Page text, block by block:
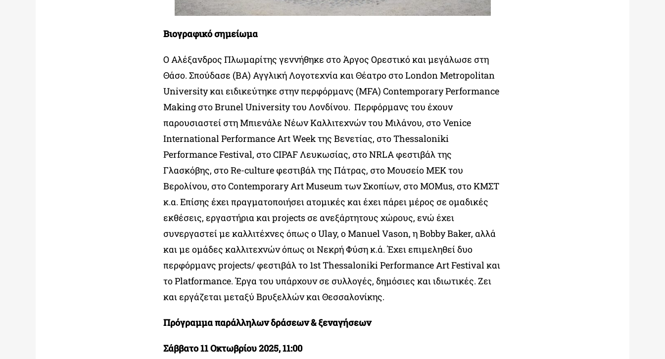
Βιογραφικό σημείωμα
Ο Αλέξανδρος Πλωμαρίτης γεννήθηκε στο Άργος Ορεστικό και μεγάλωσε στη
Θάσο. Σπούδασε (BA) Αγγλική Λογοτεχνία και Θέατρο στο London Metropolitan
University και ειδικεύτηκε στην περφόρμανς (MFA) Contemporary Performance
Making στο Brunel University του Λονδίνου. Περφόρμανς του έχουν
παρουσιαστεί στη Μπιενάλε Νέων Καλλιτεχνών του Μιλάνου, στο Venice
International Performance Art Week της Βενετίας, στο Thessaloniki
Performance Festival, στο CIPAF Λευκωσίας, στο NRLA φεστιβάλ της
Γλασκόβης, στο Re-culture φεστιβάλ της Πάτρας, στο Μουσείο ΜΕΚ του
Βερολίνου, στο Contemporary Art Museum των Σκοπίων, στο ΜΟΜus, στο ΚΜΣΤ
κ.α. Επίσης έχει πραγματοποιήσει ατομικές και έχει πάρει μέρος σε ομαδικές
εκθέσεις, εργαστήρια και projects σε ανεξάρτητους χώρους, ενώ έχει
συνεργαστεί με καλλιτέχνες όπως ο Ulay, ο Manuel Vason, η Bobby Baker, αλλά
και με ομάδες καλλιτεχνών όπως οι Νεκρή Φύση κ.ά. Έχει επιμεληθεί δυο
περφόρμανς projects/ φεστιβάλ το 1st Thessaloniki Performance Art Festival και
το Platformance. Έργα του υπάρχουν σε συλλογές, δημόσιες και ιδιωτικές. Ζει
και εργάζεται μεταξύ Βρυξελλών και Θεσσαλονίκης.
Πρόγραμμα παράλληλων δράσεων & ξεναγήσεων
Σάββατο 11 Οκτωβρίου 2025, 11:00